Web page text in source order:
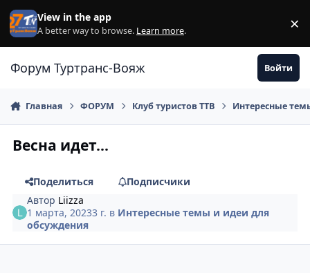
Перейти к содержанию
View in the app
A better way to browse. Learn more. ×
Форум Туртранс-Вояж Войти
Главная ФОРУМ Клуб туристов ТТВ Интересные
Весна идет...
Поделиться
Подписчики
Автор Liizza
1 марта, 20233 г. в Интересные темы и идеи для
обсуждения